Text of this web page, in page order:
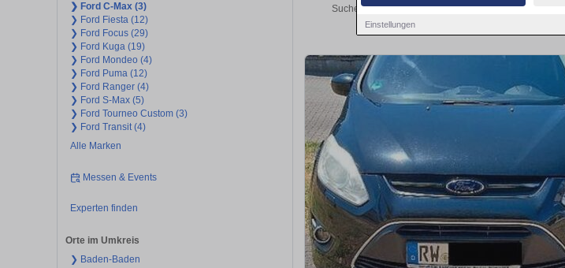
Einstellungen
❯ Ford C-Max (3)
❯ Ford Fiesta (12)
❯ Ford Focus (29)
❯ Ford Kuga (19)
❯ Ford Mondeo (4)
❯ Ford Puma (12)
❯ Ford Ranger (4)
❯ Ford S-Max (5)
❯ Ford Tourneo Custom (3)
❯ Ford Transit (4)
Alle Marken
Messen & Events
Experten finden
Orte im Umkreis
❯ Baden-Baden
Suchen Sie in Höfen an der Enz einen Ford C-Max